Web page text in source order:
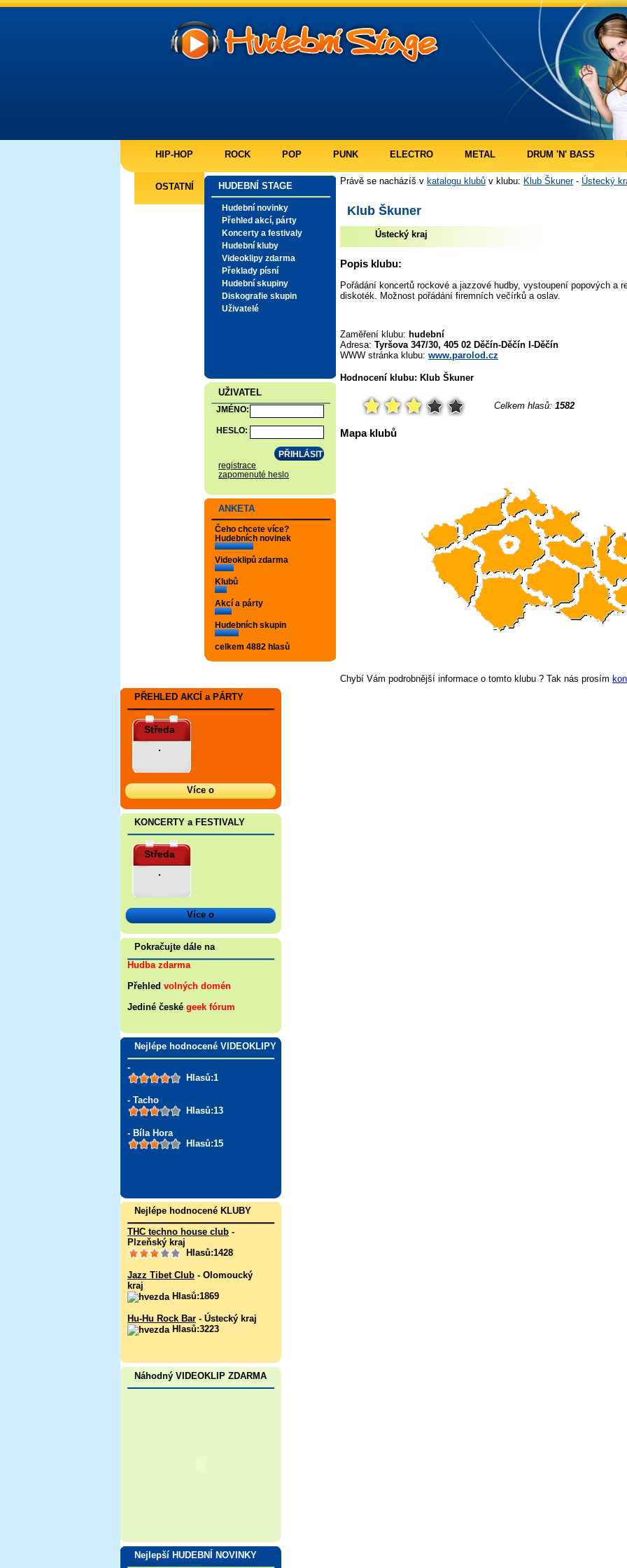
HIP-HOP ROCK POP PUNK ELECTRO METAL DRUM 'N' BASS
OSTATNÍ HUDEBNÍ STAGE
Hudební novinky
Přehled akcí, párty
Koncerty a festivaly
Hudební kluby
Videoklipy zdarma
Překlady písní
Hudební skupiny
Diskografie skupin
Uživatelé
UŽIVATEL
JMÉNO:
HESLO:
registrace
zapomenuté heslo
ANKETA
Čeho chcete více?
Hudebních novinek
Videoklipů zdarma
Klubů
Akcí a párty
Hudebních skupin
celkem 4882 hlasů
Právě se nacházíš v katalogu klubů v klubu: Klub Škuner- Ústecký
Klub Škuner
Ústecký kraj
Popis klubu:
Pořádání koncertů rockové a jazzové hudby, vystoupení popových a
diskoték. Možnost pořádání firemních večírků a oslav.
Zaměření klubu: hudební
Adresa: Tyršova 347/30, 405 02 Děčín-Děčín I-Děčín
WWW stránka klubu: www.parolod.cz
Hodnocení klubu: Klub Škuner
Celkem hlasů: 1582
Mapa klubů
Chybí Vám podrobnější informace o tomto klubu ? Tak nás prosím
PŘEHLED AKCÍ a PÁRTY
Středa
.
Více o
KONCERTY a FESTIVALY
Středa
.
Více o
Pokračujte dále na
Hudba zdarma
Přehled volných domén
Jediné české geek fórum
Nejlépe hodnocené VIDEOKLIPY
-
Hlasů:1
- Tacho
Hlasů:13
- Bíla Hora
Hlasů:15
Nejlépe hodnocené KLUBY
THC techno house club -
Plzeňský kraj
Hlasů:1428
Jazz Tibet Club - Olomoucký
kraj
Hlasů:1869
Hu-Hu Rock Bar - Ústecký kraj
Hlasů:3223
Náhodný VIDEOKLIP ZDARMA
Nejlepší HUDEBNÍ NOVINKY